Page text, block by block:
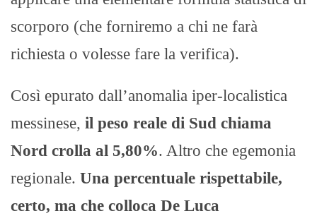
scorporo (che forniremo a chi ne farà
richiesta o volesse fare la verifica).
Così epurato dall’anomalia iper-localistica
messinese, il peso reale di Sud chiama
Nord crolla al 5,80%. Altro che egemonia
regionale. Una percentuale rispettabile,
certo, ma che colloca De Luca